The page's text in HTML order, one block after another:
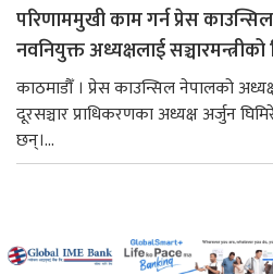
परिणाममुखी काम गर्न प्रेस
नवनियुक्त अध्यक्षलाई सञ्चारमन्त्रीको
काठमाडौँ । प्रेस काउन्सिल नेपालको
दूरसञ्चार प्राधिकरणका अध्यक्ष अर्जुन
छन्।...